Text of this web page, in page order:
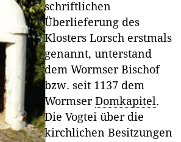
schriftlichen
Überlieferung des
Klosters Lorsch erstmals
genannt, unterstand
dem Wormser Bischof
bzw. seit 1137 dem
Wormser Domkapitel.
Die Vogtei über die
kirchlichen Besitzungen